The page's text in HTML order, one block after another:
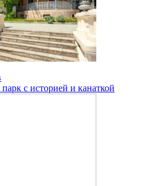
с историей и канаткой